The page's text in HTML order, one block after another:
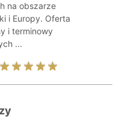
na obszarze
i Europy. Oferta
i terminowy
...